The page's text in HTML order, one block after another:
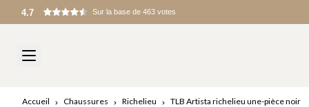
Droits de douane et frais à l’importation appliqués à l’arrivée
Accueil Chaussures Richelieu TLB Artista richelieu une-pièce noir